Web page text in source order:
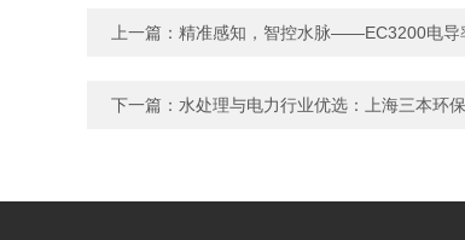
上一篇： 精准感知，智控水脉——EC3200电导
下一篇： 水处理与电力行业优选：上海三本环